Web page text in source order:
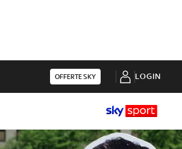
OFFERTE SKY LOGIN